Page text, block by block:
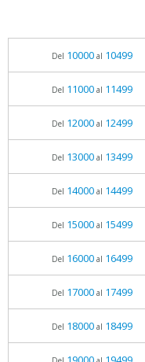
Del 10000al 10499
Del 11000al 11499
Del 12000al 12499
Del 13000al 13499
Del 14000al 14499
Del 15000al 15499
Del 16000al 16499
Del 17000al 17499
Del 18000al 18499